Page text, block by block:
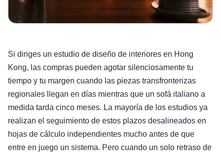
Si diriges un estudio de diseño de interiores en Hong
Kong, las compras pueden agotar silenciosamente tu
tiempo y tu margen cuando las piezas transfronterizas
regionales llegan en días mientras que un sofá italiano a
medida tarda cinco meses. La mayoría de los estudios ya
realizan el seguimiento de estos plazos desalineados en
hojas de cálculo independientes mucho antes de que
entre en juego un sistema. Pero cuando un solo retraso de